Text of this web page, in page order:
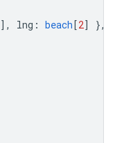
], lng : beach[2]
},